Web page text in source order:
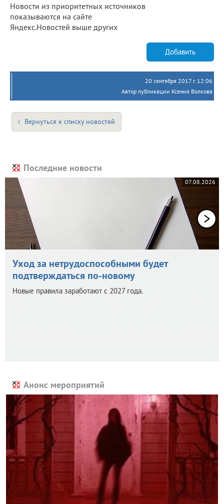
Новости из приоритетных источников
показываются на сайте
Яндекс.Новостей выше других
Добавить
20 сентября 2017 г. 12:06
Автор публикации Ксения Волкова
Вернуться к списку новостей
Последние новости
07.08.2026
Уход за нетрудоспособными будет
подтверждаться по-новому
Новые правила заработают с 2027 года.
Анонс мероприятий